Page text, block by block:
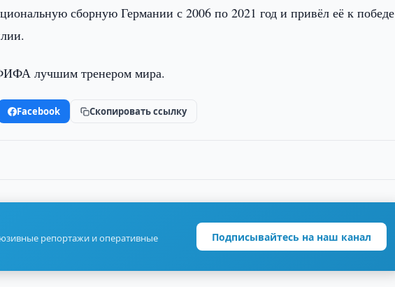
сборную Германии с 2006 по 2021 год и привёл её к победе
лучшим тренером мира.
Facebook Скопировать ссылку
репортажи и оперативные
Подписывайтесь на наш канал